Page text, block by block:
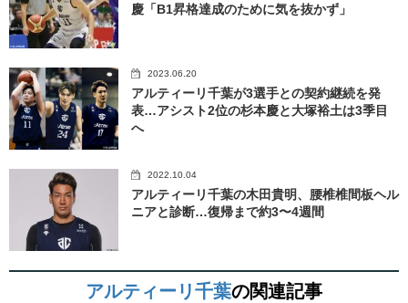
慶「B1昇格達成のために気を抜かず」
2023.06.20
アルティーリ千葉が3選手との契約継続を発
表…アシスト2位の杉本慶と大塚裕土は3季目
へ
2022.10.04
アルティーリ千葉の木田貴明、腰椎椎間板ヘル
ニアと診断…復帰まで約3〜4週間
アルティーリ千葉の関連記事